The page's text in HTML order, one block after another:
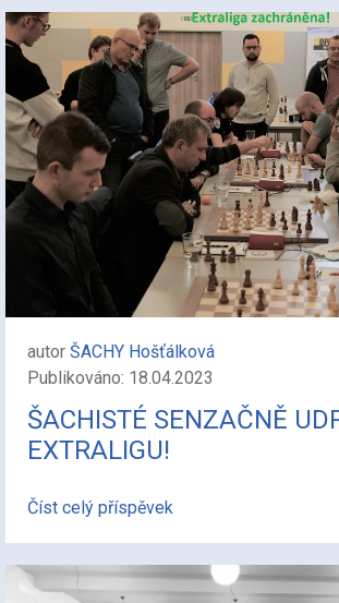
autor ŠACHY Hošťálková
Publikováno: 18.04.2023
ŠACHISTÉ SENZAČNĚ
EXTRALIGU!
Číst celý příspěvek